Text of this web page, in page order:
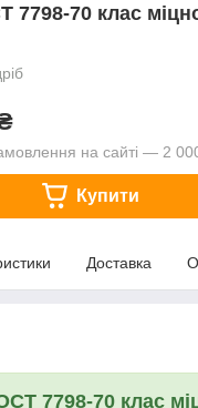
70 клас
на сайті — 2
Купити
Доставка
7798-70 клас